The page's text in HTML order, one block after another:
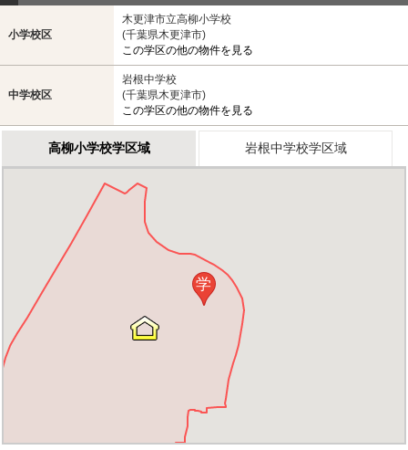
小学校区
木更津市立高柳小学校
(千葉県木更津市)
この学区の他の物件を見る
中学校区
岩根中学校
(千葉県木更津市)
この学区の他の物件を見る
高柳小学校学区域 岩根中学校学区域
学